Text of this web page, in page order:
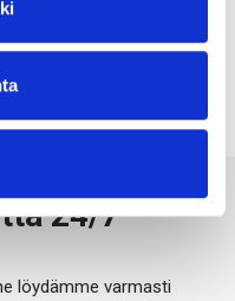
24/7
löydämme varmasti